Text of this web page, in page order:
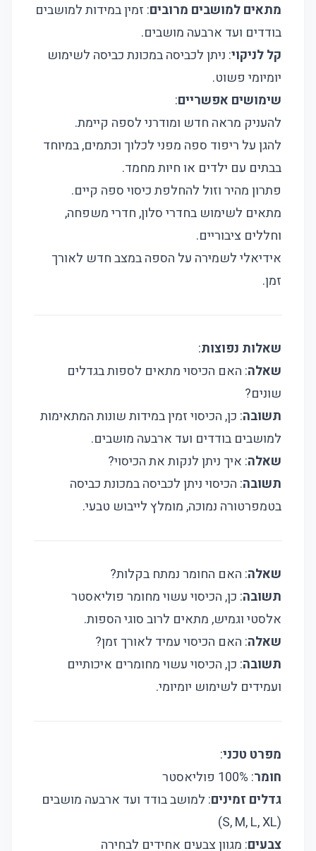
מתאים למושבים מרובים: זמין במידות למושבים
בודדים ועד ארבעה מושבים.
קל לניקוי: ניתן לכביסה במכונת כביסה לשימוש
יומיומי פשוט.
שימושים אפשריים:
להעניק מראה חדש ומודרני לספה קיימת.
להגן על ריפוד ספה מפני לכלוך וכתמים, במיוחד
בבתים עם ילדים או חיות מחמד.
פתרון מהיר וזול להחלפת כיסוי ספה קיים.
מתאים לשימוש בחדרי סלון, חדרי משפחה,
וחללים ציבוריים.
אידיאלי לשמירה על הספה במצב חדש לאורך
זמן.
שאלות נפוצות:
שאלה: האם הכיסוי מתאים לספות בגדלים
שונים?
תשובה: כן, הכיסוי זמין במידות שונות המתאימות
למושבים בודדים ועד ארבעה מושבים.
שאלה: איך ניתן לנקות את הכיסוי?
תשובה: הכיסוי ניתן לכביסה במכונת כביסה
בטמפרטורה נמוכה, מומלץ לייבוש טבעי.
שאלה: האם החומר נמתח בקלות?
תשובה: כן, הכיסוי עשוי מחומר פוליאסטר
אלסטי וגמיש, מתאים לרוב סוגי הספות.
שאלה: האם הכיסוי עמיד לאורך זמן?
תשובה: כן, הכיסוי עשוי מחומרים איכותיים
ועמידים לשימוש יומיומי.
מפרט טכני:
חומר: 100% פוליאסטר
גדלים זמינים: למושב בודד ועד ארבעה מושבים
(S, M, L, XL)
צבעים: מגוון צבעים אחידים לבחירה